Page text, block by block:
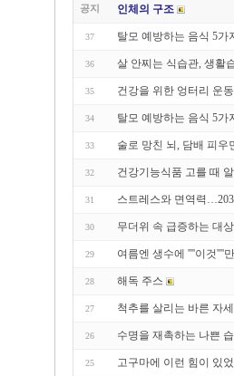
공지 인체의 구조
37 탈모 예방하는 음식 5가
36 살 안찌는 식습관, 생활
35 건강을 위한 엉터리 운
34 탈모 예방하는 음식 5가
33 술로 망친 뇌, 담배 피우
32 건강기능식품 고를 때
31 스트레스와 면역력
30 무더위 속 급증하는 대
29 여름엔 생수에 ''''이것''''
28 해독 주스
27 척추를 살리는 바른 자
26 수명을 재촉하는 나쁜
25 고구마에 이런 힘이 있